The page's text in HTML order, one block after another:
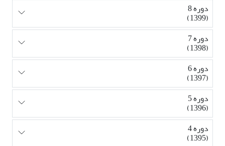
دوره 8
(1399)
دوره 7
(1398)
دوره 6
(1397)
دوره 5
(1396)
دوره 4
(1395)